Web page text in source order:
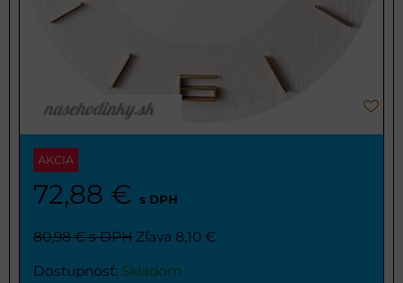
AKCIA
72,88 € s DPH
80,98 €s DPH Zľava 8,10 €
Dostupnosť: Skladom